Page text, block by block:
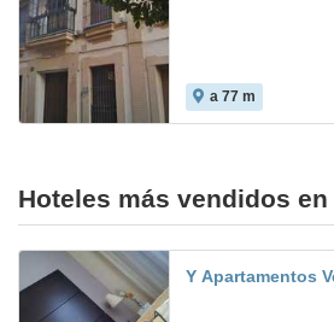
a 77 m
Hoteles más vendidos
Y Apartamentos